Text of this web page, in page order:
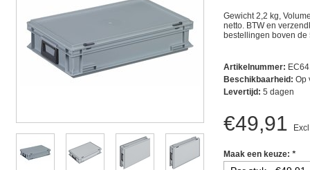
Gewicht 2,2 kg,
netto. BTW en
bestellingen boven de
Artikelnummer:
Beschikbaarheid: Op
Levertijd: 5 dagen
€49,91
Maak een keuze: *